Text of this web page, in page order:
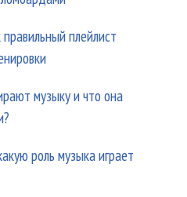
плейлист
музыку и что она
роль музыка играет